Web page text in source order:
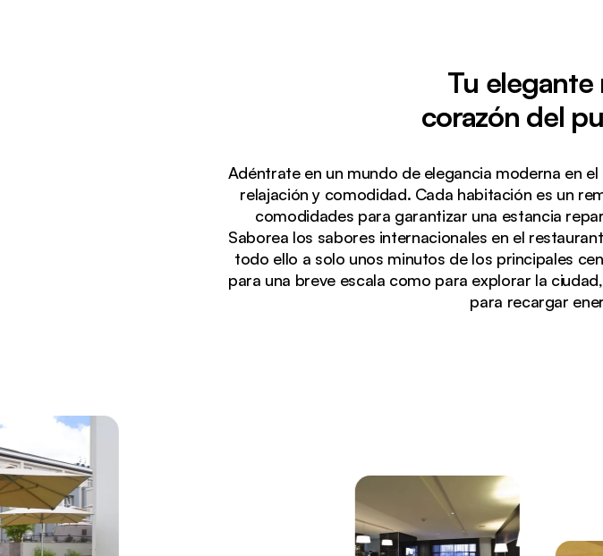
Tu
corazón del
Adéntrate en un mundo de elegancia moderna en
relajación y comodidad. Cada habitación es un
comodidades para garantizar una estancia
Saborea los sabores internacionales en el
todo ello a solo unos minutos de los principales
para una breve escala como para explorar la
para recargar